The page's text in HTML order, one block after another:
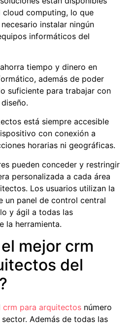
cloud computing, lo que
instalar ningún
informáticos del
tiempo y dinero en
además de poder
suficiente para trabajar con
está siempre accesible
con conexión a
horarias ni geográficas.
pueden conceder y restringir
personalizada a cada área
Los usuarios utilizan la
un panel de control central
y ágil a todas las
la herramienta.
mejor crm
del
crm para arquitectos número
Además de todas las